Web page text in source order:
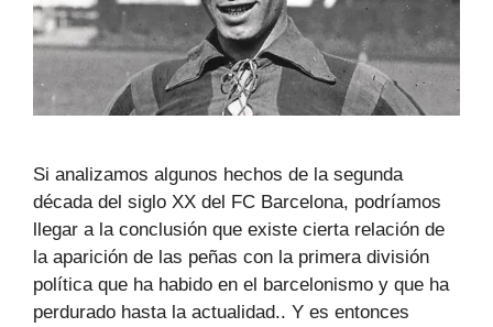
Si analizamos algunos hechos de la segunda
década del siglo XX del FC Barcelona, podríamos
llegar a la conclusión que existe cierta relación de
la aparición de las peñas con la primera división
política que ha habido en el barcelonismo y que ha
perdurado hasta la actualidad.. Y es entonces